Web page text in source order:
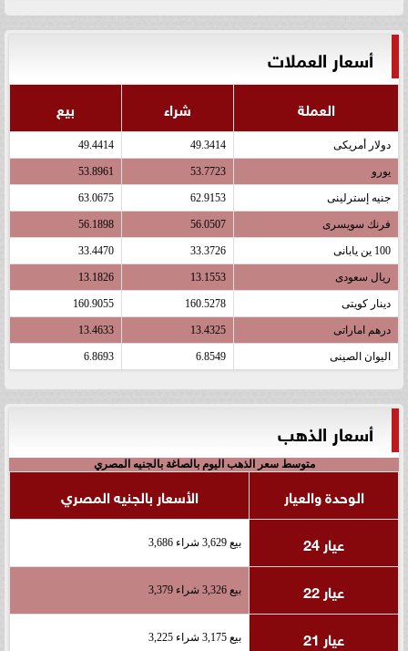
أسعار العملات
العملة شراء بيع
دولار أمريكى 49.3414
49.4414
يورو 53.7723
53.8961
جنيه إسترلينى 62.9153
63.0675
فرنك سويسرى 56.0507
56.1898
100 ين يابانى 33.3726
33.4470
ريال سعودى 13.1553
13.1826
دينار كويتى 160.5278
160.9055
درهم اماراتى 13.4325
13.4633
اليوان الصينى 6.8549
6.8693
أسعار الذهب
متوسط سعر الذهب اليوم بالصاغة بالجنيه المصري
الوحدة والعيار
الأسعار بالجنيه المصري
عيار 24
بيع 3,629 شراء 3,686
عيار 22 بيع 3,326 شراء 3,379
عيار 21 بيع 3,175 شراء 3,225